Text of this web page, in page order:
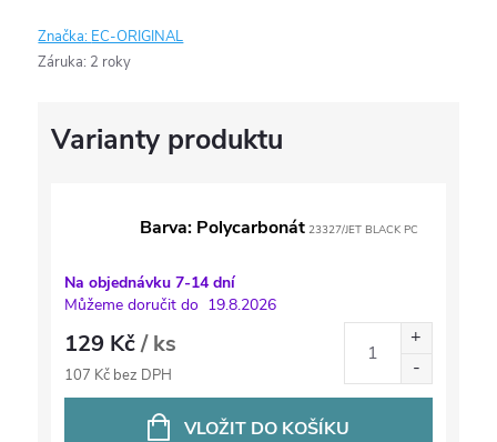
Značka: EC-ORIGINAL
Záruka: 2 roky
Barva: Polycarbonát 23327/JET BLACK PC
Na objednávku 7-14 dní
Můžeme doručit do 19.8.2026
129 Kč/ ks
107 Kč bez DPH
VLOŽIT DO KOŠÍKU